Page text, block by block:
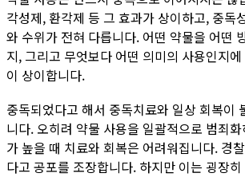
각성제, 환각제 등 그 효과가 상이하고, 중독
와 수위가 전혀 다릅니다. 어떤 약물을 어떤
지, 그리고 무엇보다 어떤 의미의 사용인지
이 상이합니다.
중독되었다고 해서 중독치료와 일상 회복이
니다. 오히려 약물 사용을 일괄적으로 범죄
가 높을 때 치료와 회복은 어려워집니다. 경
다고 공포를 조장합니다. 하지만 이는 굉장